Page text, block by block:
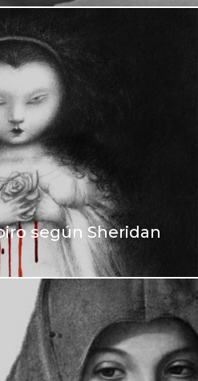
según Sheridan